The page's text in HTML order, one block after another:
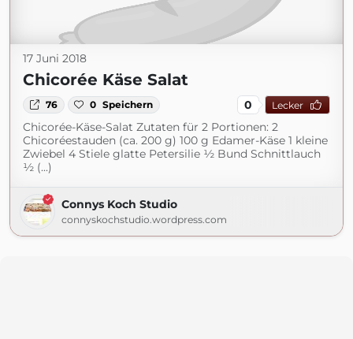
17 Juni 2018
Chicorée Käse Salat
76 0 Speichern 0 Lecker
Chicorée-Käse-Salat Zutaten für 2 Portionen: 2
Chicoréestauden (ca. 200 g) 100 g Edamer-Käse 1 kleine
Zwiebel 4 Stiele glatte Petersilie ½ Bund Schnittlauch
½ (...)
Connys Koch Studio
connyskochstudio.wordpress.com